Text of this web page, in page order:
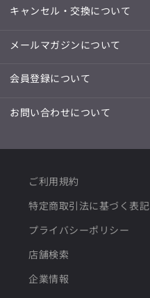
キャンセル・交換について
メールマガジンについて
会員登録について
お問い合わせについて
ご利用規約
特定商取引法に基づく表記
プライバシーポリシー
店舗検索
企業情報